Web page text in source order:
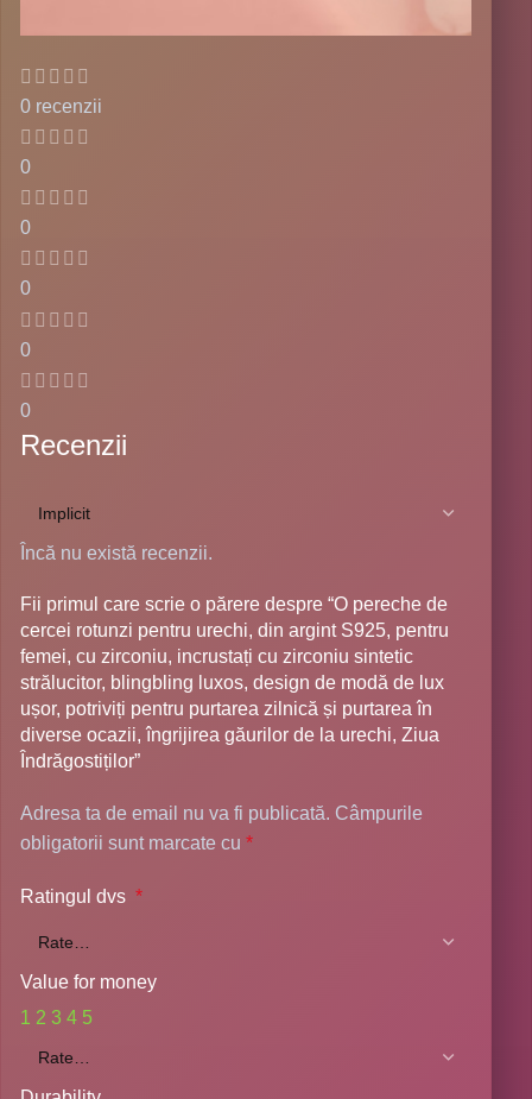
0 recenzii
0
0
0
0
0
Recenzii
Încă nu există recenzii.
Fii primul care scrie o părere despre “O pereche de
cercei rotunzi pentru urechi, din argint S925, pentru
femei, cu zirconiu, incrustați cu zirconiu sintetic
strălucitor, blingbling luxos, design de modă de lux
ușor, potriviți pentru purtarea zilnică și purtarea în
diverse ocazii, îngrijirea găurilor de la urechi, Ziua
Îndrăgostiților”
Adresa ta de email nu va fi publicată. Câmpurile
obligatorii sunt marcate cu*
Ratingul dvs*
Value for money
1 2 3 4 5